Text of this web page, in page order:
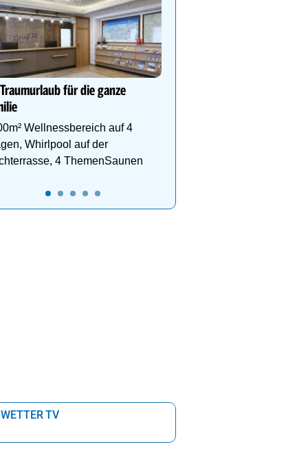
Traumurlaub für die ganze
Wellnessbereich auf 4
Whirlpool auf der
4 ThemenSaunen
TV